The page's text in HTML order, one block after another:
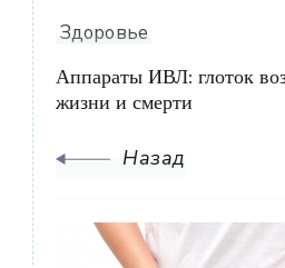
Здоровье
Аппараты ИВЛ: глоток
жизни и смерти
Назад